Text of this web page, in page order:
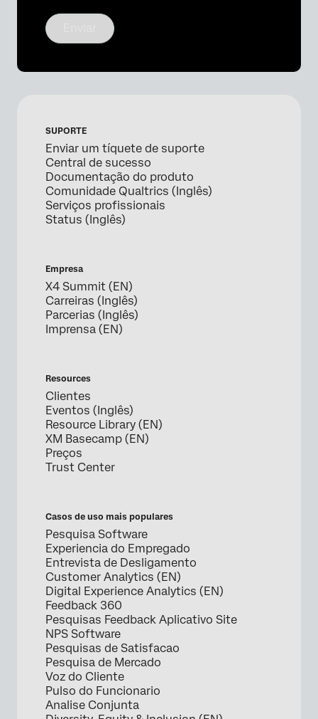
SUPORTE
Enviar um tíquete de suporte
Central de sucesso
Documentação do produto
Comunidade Qualtrics (Inglês)
Serviços profissionais
Status (Inglês)
Empresa
X4 Summit (EN)
Carreiras (Inglês)
Parcerias (Inglês)
Imprensa (EN)
Resources
Clientes
Eventos (Inglês)
Resource Library (EN)
XM Basecamp (EN)
Preços
Trust Center
Casos de uso mais populares
Pesquisa Software
Experiencia do Empregado
Entrevista de Desligamento
Customer Analytics (EN)
Digital Experience Analytics (EN)
Feedback 360
Pesquisas Feedback Aplicativo Site
NPS Software
Pesquisas de Satisfacao
Pesquisa de Mercado
Voz do Cliente
Pulso do Funcionario
Analise Conjunta